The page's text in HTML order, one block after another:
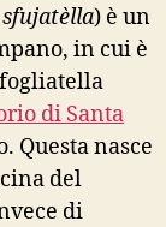
sfujatèlla) è un
in cui è
di Santa
Questa nasce
del
di